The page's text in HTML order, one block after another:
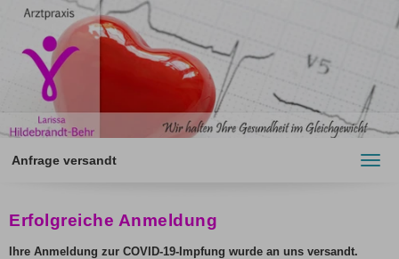
Anfrage versandt
Erfolgreiche Anmeldung
Ihre Anmeldung zur COVID-19-Impfung wurde an uns versandt.